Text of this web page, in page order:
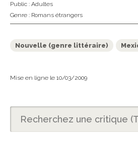
Public : Adultes
Genre : Romans étrangers
Nouvelle (genre littéraire)
Mise en ligne le 10/03/2009